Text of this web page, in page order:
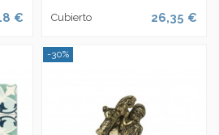
€ Cubierto 26,35 €
-30%